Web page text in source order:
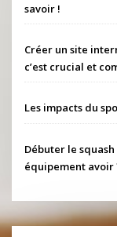
savoir !
Créer un site
c’est crucial et
Les impacts du
Débuter le
équipement avoir